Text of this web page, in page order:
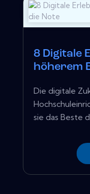
8 Digitale
höherem
Die digitale
sie das Beste